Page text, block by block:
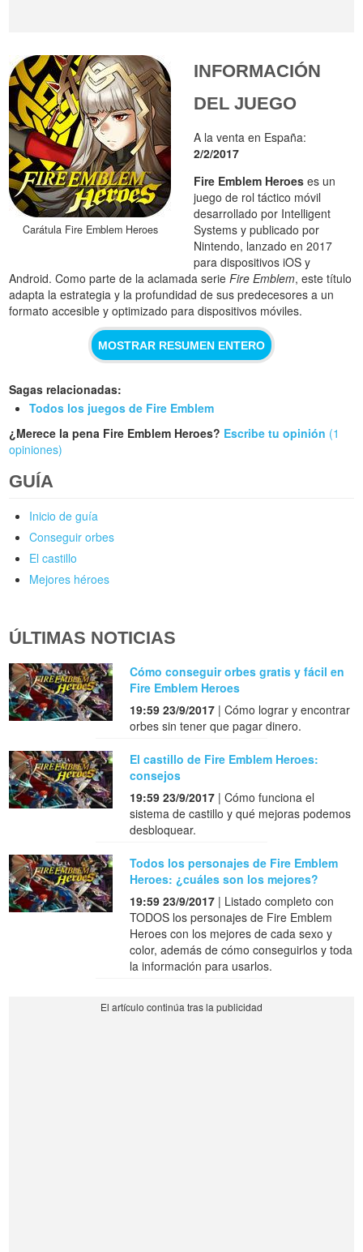
Carátula Fire Emblem Heroes
INFORMACIÓN
DEL JUEGO
A la venta en España:
2/2/2017
Fire Emblem Heroes es un
juego de rol táctico móvil
desarrollado por Intelligent
Systems y publicado por
Nintendo, lanzado en 2017
para dispositivos iOS y
Android. Como parte de la aclamada serieFire Emblem, este título
adapta la estrategia y la profundidad de sus predecesores a un
formato accesible y optimizado para dispositivos móviles.
MOSTRAR RESUMEN ENTERO
Sagas relacionadas:
Todos los juegos de Fire Emblem
¿Merece la pena Fire Emblem Heroes? Escribe tu opinión (1
opiniones)
GUÍA
Inicio de guía
Conseguir orbes
El castillo
Mejores héroes
ÚLTIMAS NOTICIAS
Cómo conseguir orbes gratis y fácil en
Fire Emblem Heroes
19:59 23/9/2017 | Cómo lograr y encontrar
orbes sin tener que pagar dinero.
El castillo de Fire Emblem Heroes:
consejos
19:59 23/9/2017 | Cómo funciona el
sistema de castillo y qué mejoras podemos
desbloquear.
Todos los personajes de Fire Emblem
Heroes: ¿cuáles son los mejores?
19:59 23/9/2017 | Listado completo con
TODOS los personajes de Fire Emblem
Heroes con los mejores de cada sexo y
color, además de cómo conseguirlos y toda
la información para usarlos.